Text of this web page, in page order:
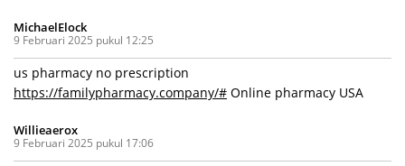
MichaelElock
9 Februari 2025 pukul 12:25
us pharmacy no prescription
https://familypharmacy.company/# Online pharmacy USA
Willieaerox
9 Februari 2025 pukul 17:06